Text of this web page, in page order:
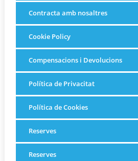
Contracta amb nosaltres
Cookie Policy
Compensacions i Devolucions
Política de Privacitat
Política de Cookies
Reserves
Reserves